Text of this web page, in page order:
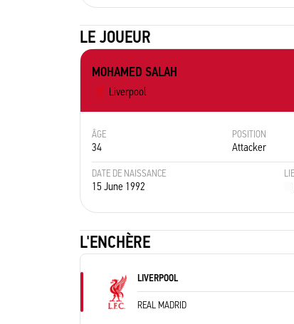
LE JOUEUR
MOHAMED SALAH
Liverpool
ÂGE
34
POSITION
Attacker
DATE DE NAISSANCE
15 June 1992
L'ENCHÈRE
LIVERPOOL
REAL MADRID